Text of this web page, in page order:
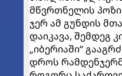
მწვრთნელის
ჯერ ამ გუნდის
დაიკავა, შემდეგ
„იბერიაში“
დროს